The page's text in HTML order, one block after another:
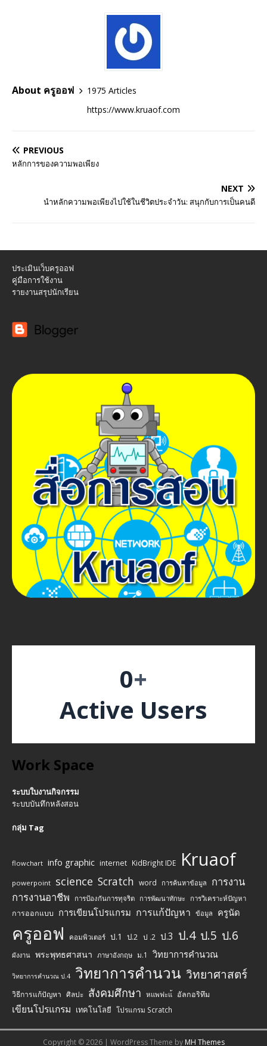
About ครูออฟ
1975 Articles
https://www.kruaof.com
PREVIOUS
หลักการของความพอเพียง
NEXT
นำหลักความพอเพียงไปใช้ในชีวิตประจำวัน: สนุกกับการเป็นคนดี
ประเมินเว็บครูออฟ
คู่มือการใช้งาน
รายงานสรุปนักเรียน
0+
Active Users
Work Space
ระบบใบงานกิจกรรม
ระบบบันทึกหลังสอน
กลุ่ม Tag
flowchart info graphic internet KidBright IDE Kruaof
powerpoint science Scratch word การค้นหาข้อมูล
การงาน
การงานอาชีพ
การป้องกันการทุจริต การพัฒนาทักษะ การวิเคราะห์ปัญหา
การออกแบบ การเขียนโปรแกรม การแก้ปัญหา ข้อมูล ครูนัด
ครูออฟ คอมพิวเตอร์ ป.1 ป.2 ป .2 ป.3 ป.4 ป.5 ป.6
ผังงาน พระพุทธศาสนา ภาษาอังกฤษ ม.1 วิทยาการคำนวณ
วิทยาการคำนวณ ป.4 วิทยาการคำนวน วิทยาศาสตร์
วิธีการแก้ปัญหา ศิลปะ สังคมศึกษา หแพฟะแ้ อัลกอริทึม
เขียนโปรแกรม เทคโนโลยี โปรแกรม Scratch
Copyright © 2026 | WordPress Theme by MH Themes